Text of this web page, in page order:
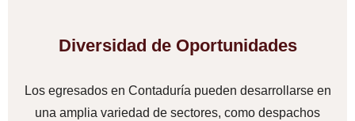
Diversidad de Oportunidades
Los egresados en Contaduría pueden desarrollarse en
una amplia variedad de sectores, como despachos